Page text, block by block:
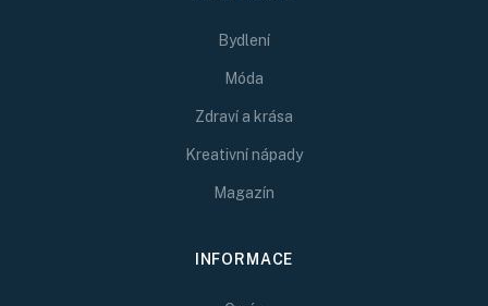
Bydlení
Móda
Zdraví a krása
Kreativní nápady
Magazín
INFORMACE